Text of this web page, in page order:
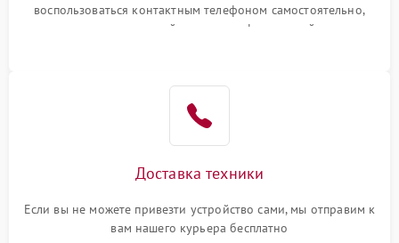
воспользоваться контактным телефоном самостоятельно,
или оставить свой номер телефона на сайте
Доставка техники
Если вы не можете привезти устройство сами, мы отправим к
вам нашего курьера бесплатно